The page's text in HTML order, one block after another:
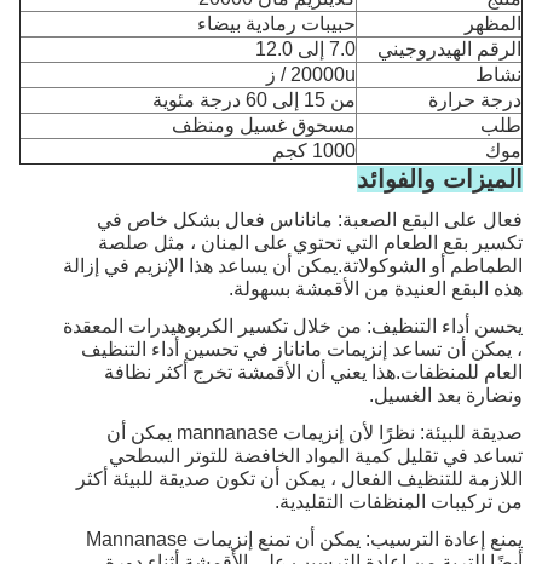
المظهر
حبيبات رمادية بيضاء
الرقم الهيدروجيني
7.0 إلى 12.0
نشاط
20000u / ز
درجة حرارة
من 15 إلى 60 درجة مئوية
طلب
مسحوق غسيل ومنظف
موك
1000 كجم
الميزات والفوائد
فعال على البقع الصعبة: ماناناس فعال بشكل خاص في
تكسير بقع الطعام التي تحتوي على المنان ، مثل صلصة
الطماطم أو الشوكولاتة.يمكن أن يساعد هذا الإنزيم في إزالة
هذه البقع العنيدة من الأقمشة بسهولة.
يحسن أداء التنظيف: من خلال تكسير الكربوهيدرات المعقدة
، يمكن أن تساعد إنزيمات ماناناز في تحسين أداء التنظيف
العام للمنظفات.هذا يعني أن الأقمشة تخرج أكثر نظافة
ونضارة بعد الغسيل.
صديقة للبيئة: نظرًا لأن إنزيمات mannanase يمكن أن
تساعد في تقليل كمية المواد الخافضة للتوتر السطحي
اللازمة للتنظيف الفعال ، يمكن أن تكون صديقة للبيئة أكثر
من تركيبات المنظفات التقليدية.
يمنع إعادة الترسيب: يمكن أن تمنع إنزيمات Mannanase